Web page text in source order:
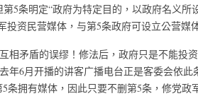
5条明定“政府为特定目的，以政府名义所
投资民营媒体，与第5条政府可设立公营媒
相矛盾的误缪！修法后，政府只是不能投
年6月开播的讲客广播电台正是客委会依
条拥有媒体，因此只要不删第5条，修党政